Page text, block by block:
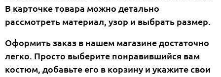
В карточке товара можно детально
рассмотреть материал, узор и выбрать размер.
Оформить заказ в нашем магазине достаточно
легко. Просто выберите понравившийся вам
костюм, добавьте его в корзину и укажите свои